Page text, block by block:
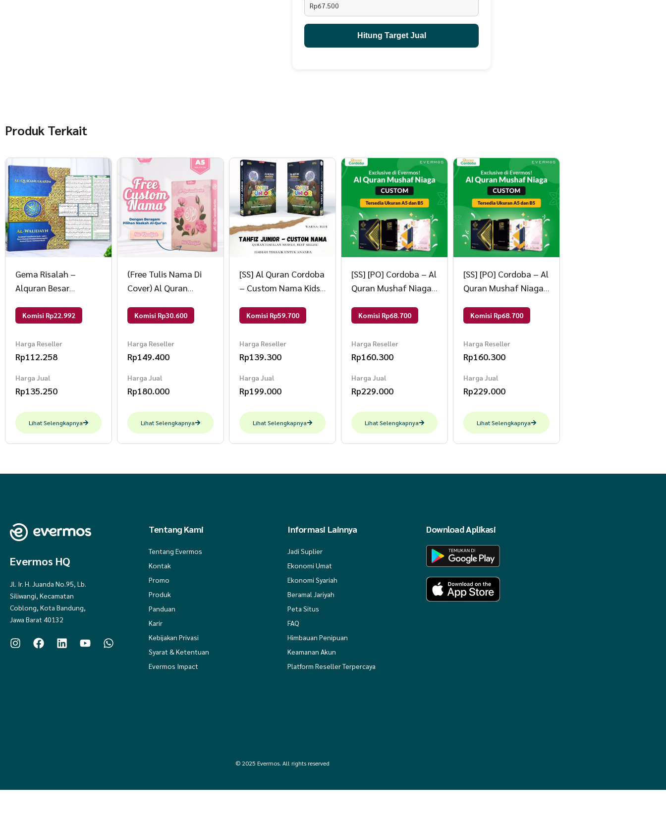
Rp67.500
Hitung Target Jual
Produk Terkait
Gema Risalah –
Alquran Besar
Utsmani Untuk Lansia
Terjemahan B4 HIJAU
Komisi Rp22.992
Harga Reseller
Rp112.258
Harga Jual
Rp135.250
Lihat Selengkapnya
(Free Tulis Nama Di
Cover) Al Quran
Muslimah Ukuran A5
Latin Bombay Qur’an
Custom Muslimah
Nama Sendiri An Nuha
all variant
Komisi Rp30.600
Harga Reseller
Rp149.400
Harga Jual
Rp180.000
Lihat Selengkapnya
[SS] Al Quran Cordoba
– Custom Nama Kids
Purple
Komisi Rp59.700
Harga Reseller
Rp139.300
Harga Jual
Rp199.000
Lihat Selengkapnya
[SS] [PO] Cordoba – Al
Quran Mushaf Niaga
Custom 3
Komisi Rp68.700
Harga Reseller
Rp160.300
Harga Jual
Rp229.000
Lihat Selengkapnya
[SS] [PO] Cordoba – Al
Quran Mushaf Niaga
Custom 4
Komisi Rp68.700
Harga Reseller
Rp160.300
Harga Jual
Rp229.000
Lihat Selengkapnya
Evermos HQ
Jl. Ir. H. Juanda No.95, Lb.
Siliwangi, Kecamatan
Coblong, Kota Bandung,
Jawa Barat 40132
Tentang Kami
Tentang Evermos
Kontak
Promo
Produk
Panduan
Karir
Kebijakan Privasi
Syarat & Ketentuan
Evermos Impact
Informasi Lainnya
Jadi Suplier
Ekonomi Umat
Ekonomi Syariah
Beramal Jariyah
Peta Situs
FAQ
Himbauan Penipuan
Keamanan Akun
Platform Reseller Terpercaya
Download Aplikasi
© 2025 Evermos. All rights reserved